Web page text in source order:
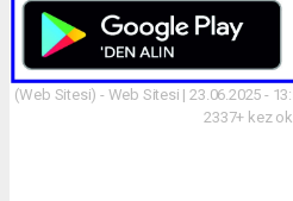
(Web Sitesi) - Web Sitesi | 23.06.2025 -
2337+ kez